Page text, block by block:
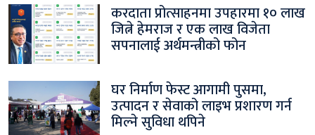
करदाता प्रोत्साहनमा उपहारमा १० लाख
जित्ने हेमराज र एक लाख विजेता
सपनालाई अर्थमन्त्रीको फोन
घर निर्माण फेस्ट आगामी पुसमा,
उत्पादन र सेवाको लाइभ प्रशारण गर्न
मिल्ने सुविधा थपिने